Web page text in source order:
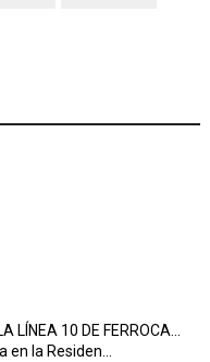
LÍNEA 10 DE FERROCA...
en la Residen...